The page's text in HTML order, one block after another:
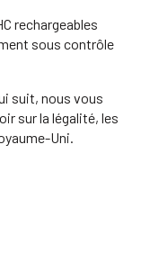
rechargeables
sous contrôle
suit, nous vous
sur la légalité, les
Uni.